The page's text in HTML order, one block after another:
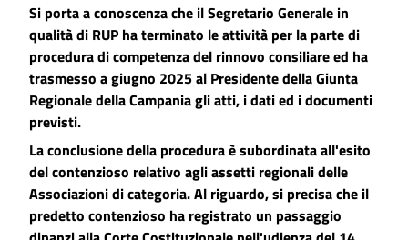
Si porta a conoscenza che il Segretario Generale in
qualità di RUP ha terminato le attività per la parte di
procedura di competenza del rinnovo consiliare ed ha
trasmesso a giugno 2025 al Presidente della Giunta
Regionale della Campania gli atti, i dati ed i documenti
previsti.
La conclusione della procedura è subordinata all'esito
del contenzioso relativo agli assetti regionali delle
Associazioni di categoria. Al riguardo, si precisa che il
predetto contenzioso ha registrato un passaggio